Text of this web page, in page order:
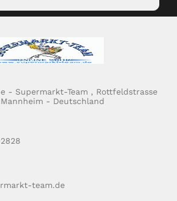
- Supermarkt-Team , Rottfeldstrasse
Mannheim - Deutschland
team.de